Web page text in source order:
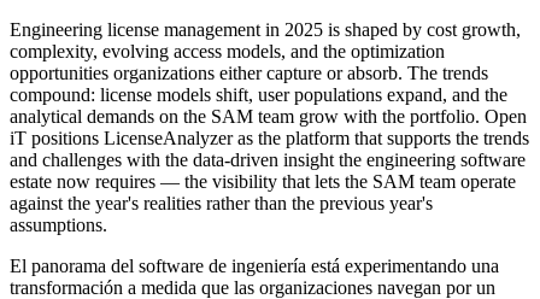
Engineering license management in 2025 is shaped by cost growth,
complexity, evolving access models, and the optimization
opportunities organizations either capture or absorb. The trends
compound: license models shift, user populations expand, and the
analytical demands on the SAM team grow with the portfolio. Open
iT positions LicenseAnalyzer as the platform that supports the trends
and challenges with the data-driven insight the engineering software
estate now requires — the visibility that lets the SAM team operate
against the year's realities rather than the previous year's
assumptions.
El panorama del software de ingeniería está experimentando una
transformación a medida que las organizaciones navegan por un